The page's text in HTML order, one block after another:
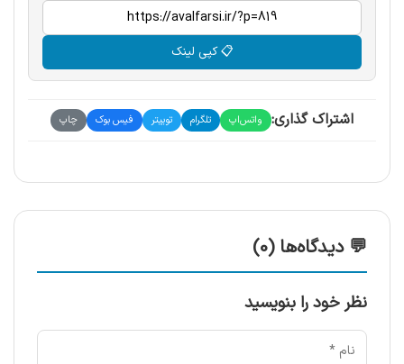
📋 کپی لینک
اشتراک گذاری: واتس‌اپ تلگرام توییتر فیس بوک چاپ
💬 دیدگاه‌ها (0)
نظر خود را بنویسید